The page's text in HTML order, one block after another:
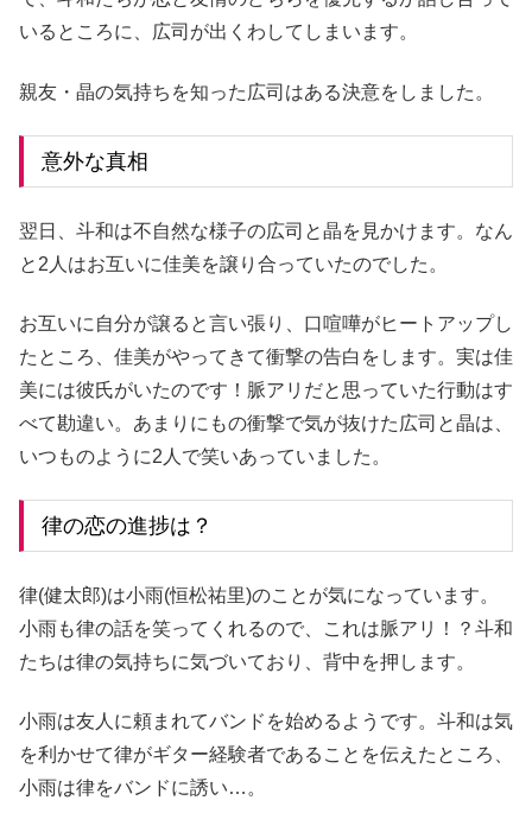
いるところに、広司が出くわしてしまいます。
親友・晶の気持ちを知った広司はある決意をしました。
意外な真相
翌日、斗和は不自然な様子の広司と晶を見かけます。なん
と2人はお互いに佳美を譲り合っていたのでした。
お互いに自分が譲ると言い張り、口喧嘩がヒートアップし
たところ、佳美がやってきて衝撃の告白をします。実は佳
美には彼氏がいたのです！脈アリだと思っていた行動はす
べて勘違い。あまりにもの衝撃で気が抜けた広司と晶は、
いつものように2人で笑いあっていました。
律の恋の進捗は？
律(健太郎)は小雨(恒松祐里)のことが気になっています。
小雨も律の話を笑ってくれるので、これは脈アリ！？斗和
たちは律の気持ちに気づいており、背中を押します。
小雨は友人に頼まれてバンドを始めるようです。斗和は気
を利かせて律がギター経験者であることを伝えたところ、
小雨は律をバンドに誘い…。